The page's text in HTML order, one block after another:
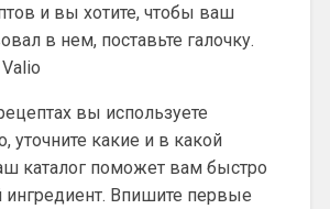
и вы хотите, чтобы ваш
в нем, поставьте галочку.
вы используете
уточните какие и в какой
каталог поможет вам быстро
Впишите первые